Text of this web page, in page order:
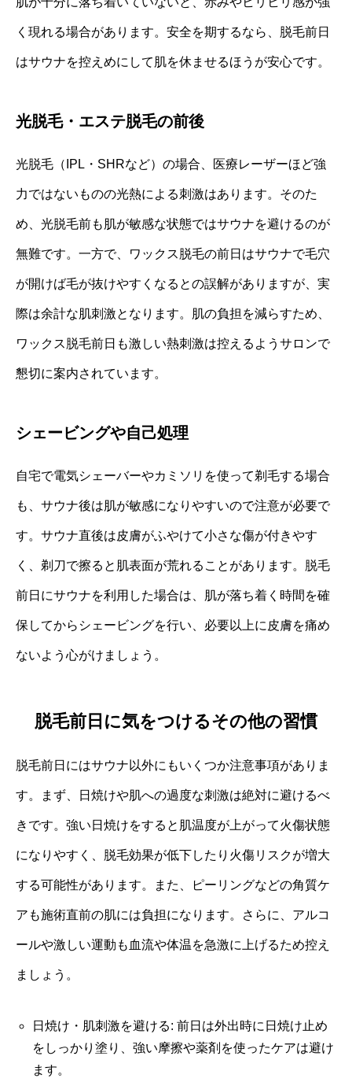
く現れる場合があります。安全を期するなら、脱毛前日
はサウナを控えめにして肌を休ませるほうが安心です。
光脱毛・エステ脱毛の前後
光脱毛（IPL・SHRなど）の場合、医療レーザーほど強
力ではないものの光熱による刺激はあります。そのた
め、光脱毛前も肌が敏感な状態ではサウナを避けるのが
無難です。一方で、ワックス脱毛の前日はサウナで毛穴
が開けば毛が抜けやすくなるとの誤解がありますが、実
際は余計な肌刺激となります。肌の負担を減らすため、
ワックス脱毛前日も激しい熱刺激は控えるようサロンで
懇切に案内されています。
シェービングや自己処理
自宅で電気シェーバーやカミソリを使って剃毛する場合
も、サウナ後は肌が敏感になりやすいので注意が必要で
す。サウナ直後は皮膚がふやけて小さな傷が付きやす
く、剃刀で擦ると肌表面が荒れることがあります。脱毛
前日にサウナを利用した場合は、肌が落ち着く時間を確
保してからシェービングを行い、必要以上に皮膚を痛め
ないよう心がけましょう。
脱毛前日に気をつけるその他の習慣
脱毛前日にはサウナ以外にもいくつか注意事項がありま
す。まず、日焼けや肌への過度な刺激は絶対に避けるべ
きです。強い日焼けをすると肌温度が上がって火傷状態
になりやすく、脱毛効果が低下したり火傷リスクが増大
する可能性があります。また、ピーリングなどの角質ケ
アも施術直前の肌には負担になります。さらに、アルコ
ールや激しい運動も血流や体温を急激に上げるため控え
ましょう。
日焼け・肌刺激を避ける: 前日は外出時に日焼け止め
をしっかり塗り、強い摩擦や薬剤を使ったケアは避け
ます。